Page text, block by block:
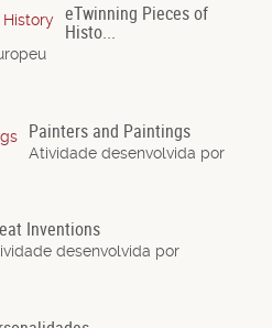
eTwinning Pieces of
Histo...
Painters and Paintings
Atividade desenvolvida por
Inventions
desenvolvida por